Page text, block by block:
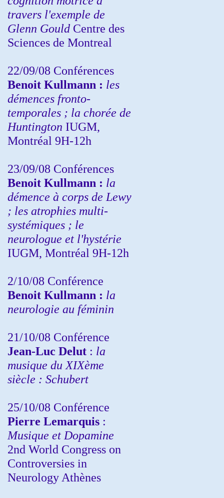
travers l'exemple de
Glenn Gould Centre des
Sciences de Montreal
22/09/08 Conférences
Benoit Kullmann : les
démences fronto-
temporales ; la chorée de
Huntington IUGM,
Montréal 9H-12h
23/09/08 Conférences
Benoit Kullmann : la
démence à corps de Lewy
; les atrophies multi-
systémiques ; le
neurologue et l'hystérie
IUGM, Montréal 9H-12h
2/10/08 Conférence
Benoit Kullmann : la
neurologie au féminin
21/10/08 Conférence
Jean-Luc Delut : la
musique du XIXème
siècle : Schubert
25/10/08 Conférence
Pierre Lemarquis :
Musique et Dopamine
2nd World Congress on
Controversies in
Neurology Athènes